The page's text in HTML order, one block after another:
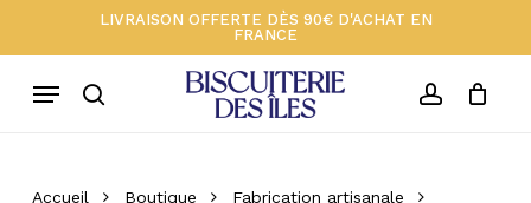
content
LIVRAISON OFFERTE DÈS 90€ D'ACHAT EN
FRANCE
search account
Menu
Votre panier 🍪 Close
Accueil Boutique
Fabrication artisanale
Soyez le premier à laisser
votre avis sur “Coffret Décor
-2 CV-”